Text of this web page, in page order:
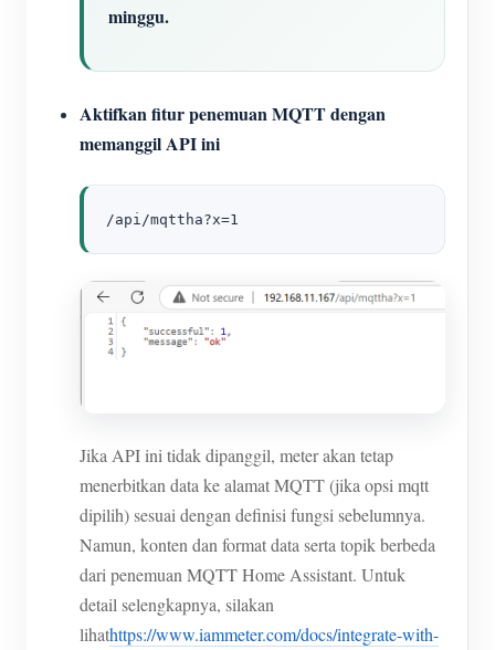
minggu.
Aktifkan fitur penemuan MQTT dengan
memanggil API ini
/api/mqttha?x=1
Jika API ini tidak dipanggil, meter akan tetap
menerbitkan data ke alamat MQTT (jika opsi mqtt
dipilih) sesuai dengan definisi fungsi sebelumnya.
Namun, konten dan format data serta topik berbeda
dari penemuan MQTT Home Assistant. Untuk
detail selengkapnya, silakan
lihathttps://www.iammeter.com/docs/integrate-with-